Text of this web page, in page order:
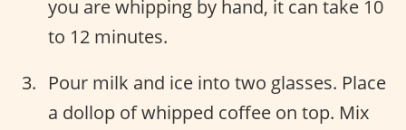
you are whipping by hand, it can take 10
to 12 minutes.
Pour milk and ice into two glasses. Place
a dollop of whipped coffee on top. Mix